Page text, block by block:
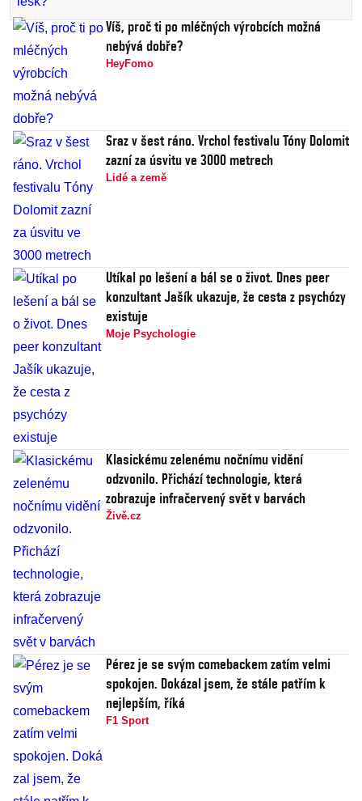
Víš, proč ti po mléčných výrobcích možná
nebývá dobře?
HeyFomo
Sraz v šest ráno. Vrchol festivalu Tóny Dolomit
zazní za úsvitu ve 3000 metrech
Lidé a země
Utíkal po lešení a bál se o život. Dnes peer
konzultant Jašík ukazuje, že cesta z psychózy
existuje
Moje Psychologie
Klasickému zelenému nočnímu vidění
odzvonilo. Přichází technologie, která
zobrazuje infračervený svět v barvách
Živě.cz
Pérez je se svým comebackem zatím velmi
spokojen. Dokázal jsem, že stále patřím k
nejlepším, říká
F1 Sport